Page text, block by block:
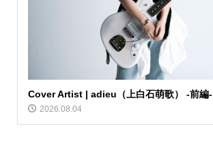
Cover Artist | adieu（上白石萌歌） -前編-
2026.08.04